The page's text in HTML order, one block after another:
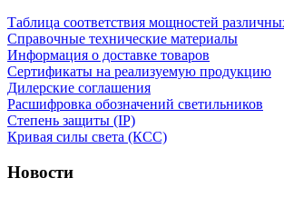
Таблица соответствия мощностей
Справочные технические материалы
Информация о доставке товаров
Сертификаты на реализуемую продукцию
Дилерские соглашения
Расшифровка обозначений светильников
Степень защиты (IP)
Кривая силы света (КСС)
Новости